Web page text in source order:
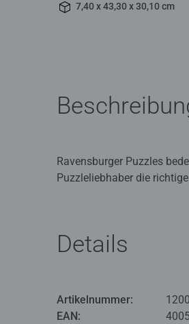
7,40 x 43,30 x 30,10 cm
Ravensburger Puzzles
Puzzleliebhaber die
Für Anfänger, die sich bei
charakteristischen
oberschwäbischen
Details
Artikelnummer:
EAN: